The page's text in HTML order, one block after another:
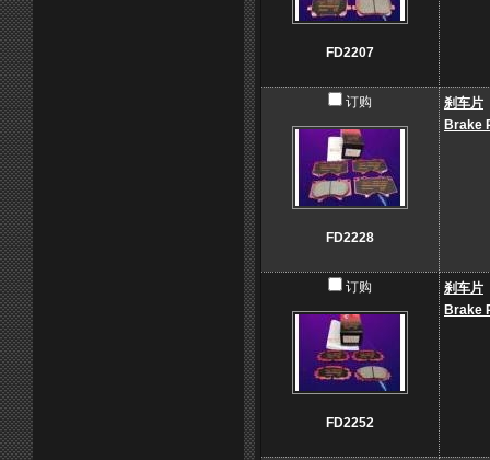
FD2207
订购
FD2228
刹车片
Brake
订购
FD2252
刹车片
Brake